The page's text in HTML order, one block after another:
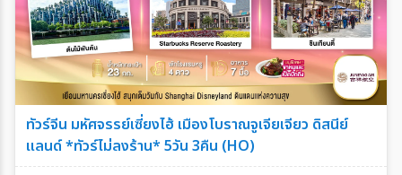
ทัวร์จีน มหัศจรรย์เซี่ยงไฮ้ เมืองโบราณจูเจียเจียว ดิสนีย์
แลนด์ *ทัวร์ไม่ลงร้าน* 5วัน 3คืน (HO)